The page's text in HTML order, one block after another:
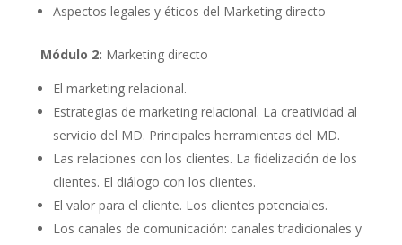
Aspectos legales y éticos del Marketing directo
Módulo 2: Marketing directo
El marketing relacional.
Estrategias de marketing relacional. La creatividad al
servicio del MD. Principales herramientas del MD.
Las relaciones con los clientes. La fidelización de los
clientes. El diálogo con los clientes.
El valor para el cliente. Los clientes potenciales.
Los canales de comunicación: canales tradicionales y